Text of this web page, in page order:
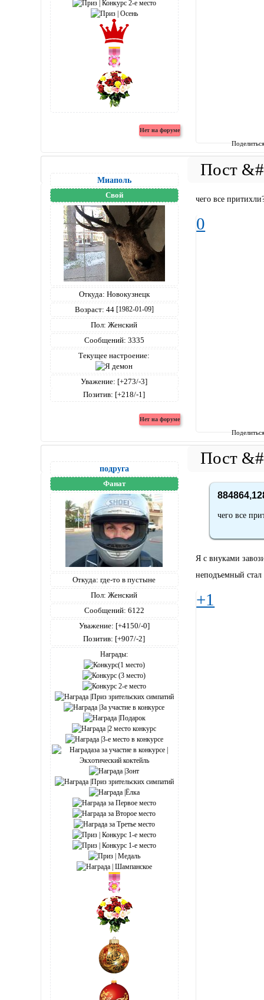
Миаполь
Свой
Откуда: Новокузнецк
Возраст: 44 [1982-01-09]
Пол: Женский
Сообщений: 3335
Текущее настроение:
Уважение: [+273/-3]
Позитив: [+218/-1]
чего все
0
подруга
Фанат
Откуда: где-то в пустыне
Пол: Женский
Сообщений: 6122
Уважение: [+4150/-0]
Позитив: [+907/-2]
Награды:
чего все
Я с внуками
неподъемный стал
+1